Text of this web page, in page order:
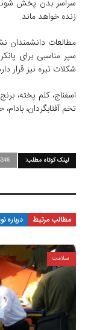
زنده خواهد ماند.
مطالعات دانشمندان
سپر مناسبی برای
شکلات تیره نیز قرار
اسفناج، کلم پخته،
تخم آفتابگردان،
لینک کوتاه مطلب:
مطالب مرتبط درباره
سلامت